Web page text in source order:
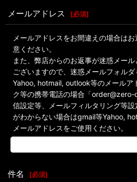
メールアドレス [必須]
メールアドレスをお間違えの場合は
意ください。
また、弊店からのお返事が迷惑メー
ございますので、迷惑メールフォルダ
Yahoo, hotmail, outlook等のメールア
ク等の携帯電話の場合「
信設定等、メールフィルタリング等
がわからない場合はgmail等Yahoo,
メールアドレスをご使用ください。
件名 [必須]